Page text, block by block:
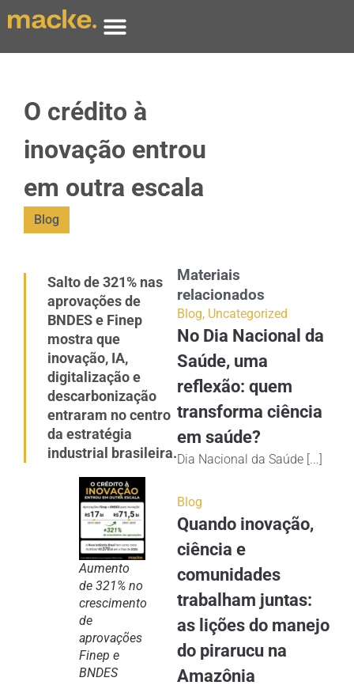
O crédito à
inovação entrou
em outra escala
Blog
Salto de 321% nas
aprovações de
BNDES e Finep
mostra que
inovação, IA,
digitalização e
descarbonização
entraram no centro
da estratégia
industrial brasileira.
Aumento
de 321% no
crescimento
de
aprovações
Finep e
BNDES
Materiais
relacionados
Blog, Uncategorized
No Dia Nacional da
Saúde, uma
reflexão: quem
transforma ciência
em saúde?
Dia Nacional da Saúde [...]
Blog
Quando inovação,
ciência e
comunidades
trabalham juntas:
as lições do manejo
do pirarucu na
Amazônia